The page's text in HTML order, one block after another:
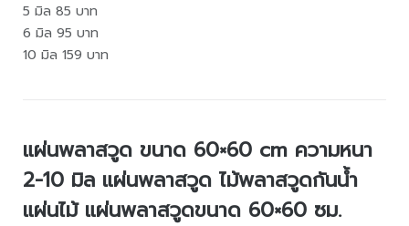
5 มิล 85 บาท
6 มิล 95 บาท
10 มิล 159 บาท
แผ่นพลาสวูด ขนาด 60×60 cm ความหนา
2-10 มิล แผ่นพลาสวูด ไม้พลาสวูดกันน้ำ
แผ่นไม้ แผ่นพลาสวูดขนาด 60×60 ซม.